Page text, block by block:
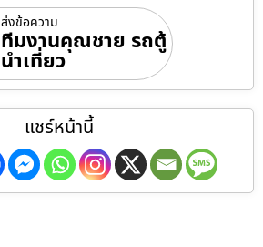
ส่งข้อความ
ทีมงานคุณชาย รถตู้
นำเที่ยว
แชร์หน้านี้